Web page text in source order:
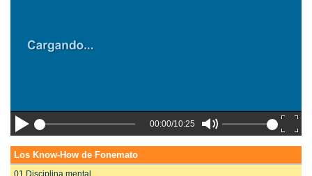
00:00/10:25
Los Know-How de Fonemato